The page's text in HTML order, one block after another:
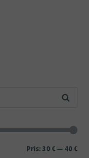
Sök
Min
Pris: 30 € — 40 €